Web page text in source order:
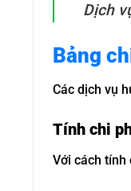
Dịch
Bảng
Các dịch vụ
Tính chi
Với cách tính